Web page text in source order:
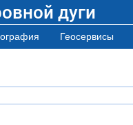
дуги
Геосервисы